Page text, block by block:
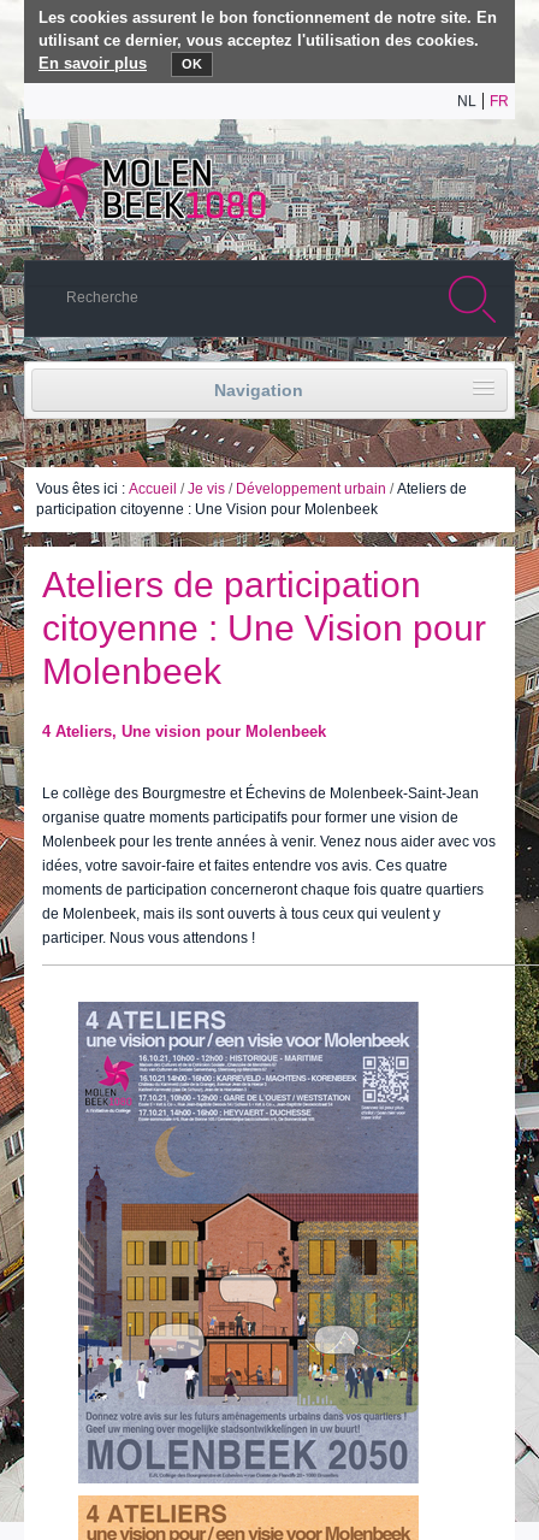
Les cookies assurent le bon fonctionnement de notre site. En
utilisant ce dernier, vous acceptez l'utilisation des cookies.
En savoir plus
OK
NL FR
Navigation
Accueil
Vie politique
Je vis
Je visite
Publications
E-guichet / Prendre RDV
Actualités
Vous êtes ici : Accueil /Je vis / Développement urbain /Ateliers de
participation citoyenne : Une Vision pour Molenbeek
Ateliers de participation
citoyenne : Une Vision pour
Molenbeek
4 Ateliers, Une vision pour Molenbeek
Le collège des Bourgmestre et Échevins de Molenbeek-Saint-Jean
organise quatre moments participatifs pour former une vision de
Molenbeek pour les trente années à venir. Venez nous aider avec vos
idées, votre savoir-faire et faites entendre vos avis. Ces quatre
moments de participation concerneront chaque fois quatre quartiers
de Molenbeek, mais ils sont ouverts à tous ceux qui veulent y
participer. Nous vous attendons !